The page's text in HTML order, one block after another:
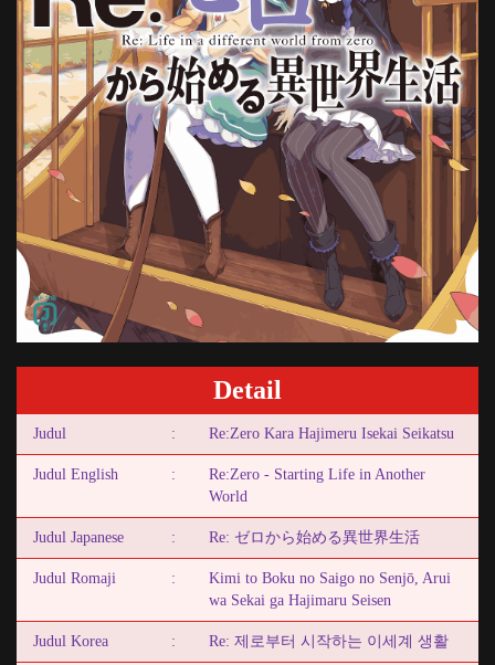
Detail
Judul : Re:Zero Kara Hajimeru Isekai Seikatsu
Judul English :
Re:Zero - Starting Life in Another
World
Judul Japanese : Re: ゼロから始める異世界生活
Judul Romaji :
Kimi to Boku no Saigo no Senjō, Arui
wa Sekai ga Hajimaru Seisen
Judul Korea : Re: 제로부터 시작하는 이세계 생활